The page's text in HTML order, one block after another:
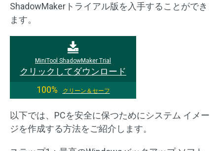
ShadowMakerトライアル版を入手することができ
ます。
MiniTool ShadowMaker Trial
クリックしてダウンロード
100%
クリーン＆セーフ
以下では、PCを安全に保つためにシステム イメー
ジを作成する方法をご紹介します。